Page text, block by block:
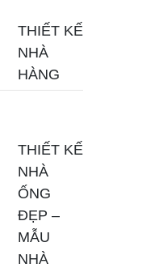
THIẾT KẾ
NHÀ
HÀNG
THIẾT KẾ
NHÀ
ỐNG
ĐẸP –
MẪU
NHÀ